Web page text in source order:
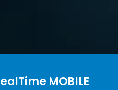
MOBILE